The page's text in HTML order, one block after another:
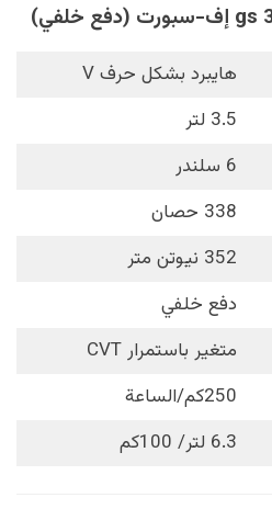
هايبرد بشكل حرف V
3.5 لتر
6 سلندر
338 حصان
352 نيوتن متر
دفع خلفي
متغير باستمرار CVT
250كم/الساعة
6.3 لتر/ 100كم